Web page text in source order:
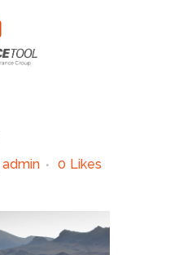
admin 0 Likes